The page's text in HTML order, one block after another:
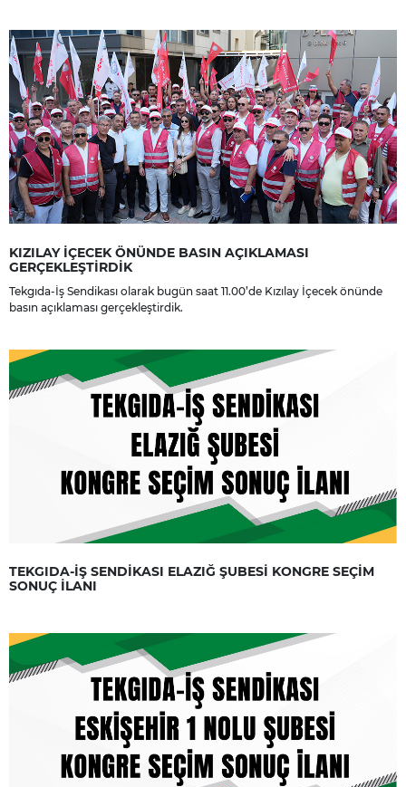
KIZILAY İÇECEK ÖNÜNDE BASIN AÇIKLAMASI
GERÇEKLEŞTİRDİK
Tekgıda-İş Sendikası olarak bugün saat 11.00’de Kızılay İçecek önünde
basın açıklaması gerçekleştirdik.
TEKGIDA-İŞ SENDİKASI ELAZIĞ ŞUBESİ KONGRE SEÇİM
SONUÇ İLANI